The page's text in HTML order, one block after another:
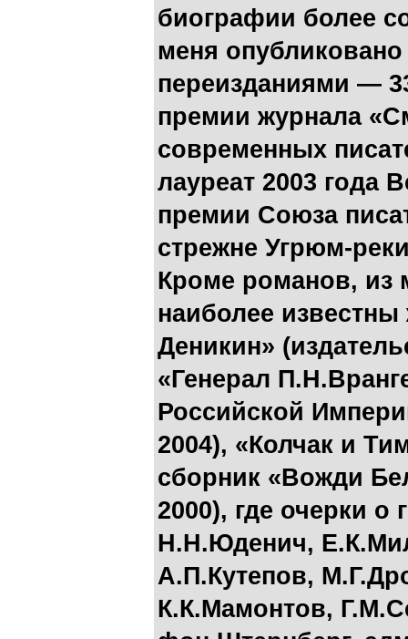
биографии более
меня опубликовано
переизданиями —
премии журнала
современных
лауреат 2003 года
премии Союза
стрежне Угрюм-
Кроме романов, из
наиболее
Деникин»
«Генерал
Российской
2004), «Колчак и
сборник «Вожди
2000), где очерки
Н.Н.Юденич,
А.П.Кутепов,
К.К.Мамонтов,